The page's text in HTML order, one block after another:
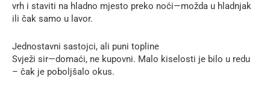
vrh i staviti na hladno mjesto preko noći—možda u hladnjak
ili čak samo u lavor.
Jednostavni sastojci, ali puni topline
Svježi sir—domaći, ne kupovni. Malo kiselosti je bilo u redu
– čak je poboljšalo okus.